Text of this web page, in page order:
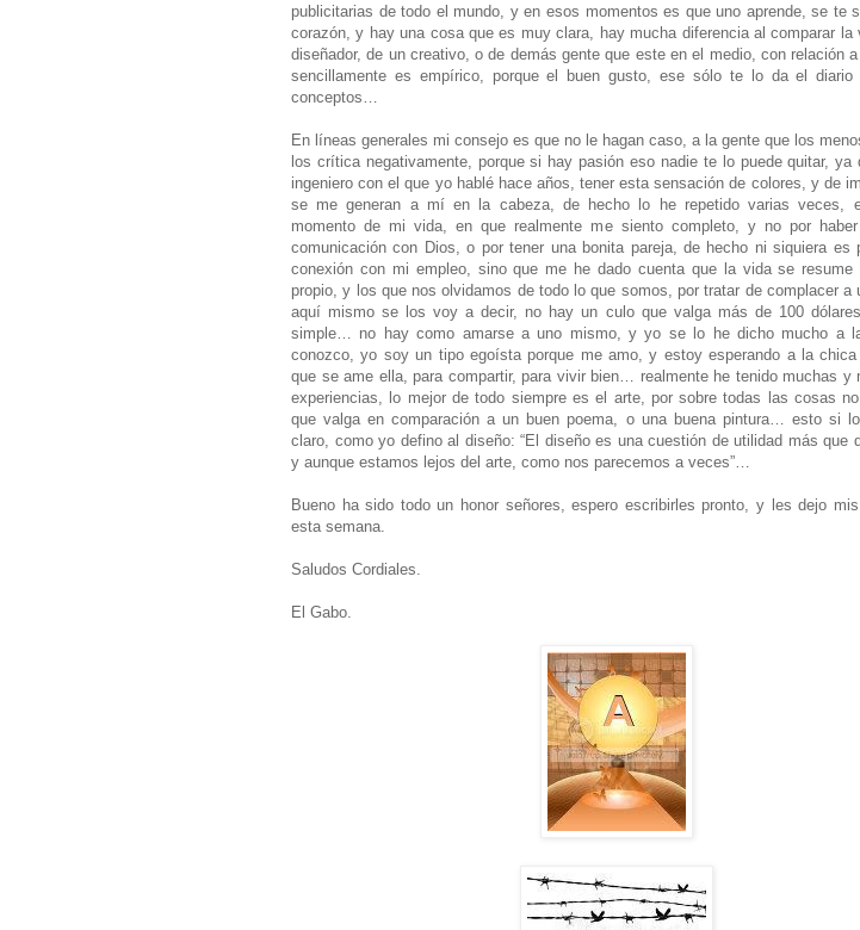
publicitarias de todo el mundo, y en esos momentos es que uno aprende, se te
corazón, y hay una cosa que es muy clara, hay mucha diferencia al comparar la
diseñador, de un creativo, o de demás gente que este en el medio, con relación
sencillamente es empírico, porque el buen gusto, ese sólo te lo da el diario
conceptos…
En líneas generales mi consejo es que no le hagan caso, a la gente que los
los crítica negativamente, porque si hay pasión eso nadie te lo puede quitar, ya
ingeniero con el que yo hablé hace años, tener esta sensación de colores, y de
se me generan a mí en la cabeza, de hecho lo he repetido varias veces,
momento de mi vida, en que realmente me siento completo, y no por haber
comunicación con Dios, o por tener una bonita pareja, de hecho ni siquiera es
conexión con mi empleo, sino que me he dado cuenta que la vida se resume
propio, y los que nos olvidamos de todo lo que somos, por tratar de complacer a
aquí mismo se los voy a decir, no hay un culo que valga más de 100
simple… no hay como amarse a uno mismo, y yo se lo he dicho mucho a
conozco, yo soy un tipo egoísta porque me amo, y estoy esperando a la
que se ame ella, para compartir, para vivir bien… realmente he tenido muchas y
experiencias, lo mejor de todo siempre es el arte, por sobre todas las cosas
que valga en comparación a un buen poema, o una buena pintura… esto si
claro, como yo defino al diseño: “El diseño es una cuestión de utilidad más que
y aunque estamos lejos del arte, como nos parecemos a veces”…
Bueno ha sido todo un honor señores, espero escribirles pronto, y les dejo
esta semana.
Saludos Cordiales.
El Gabo.